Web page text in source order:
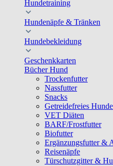
Hundetraining
Hundenäpfe & Tränken
Hundebekleidung
Geschenkkarten
Bücher Hund
Trockenfutter
Nassfutter
Snacks
Getreidefreies
VET Diäten
BARF/Frostfutter
Biofutter
Ergänzungsfutter &
Reisenäpfe
Türschutzgitter &